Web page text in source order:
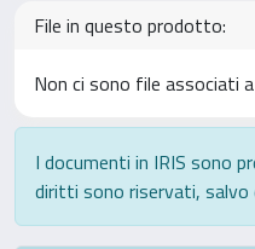
File in questo prodotto:
Non ci sono file associati
I documenti in IRIS sono
diritti sono riservati, salvo